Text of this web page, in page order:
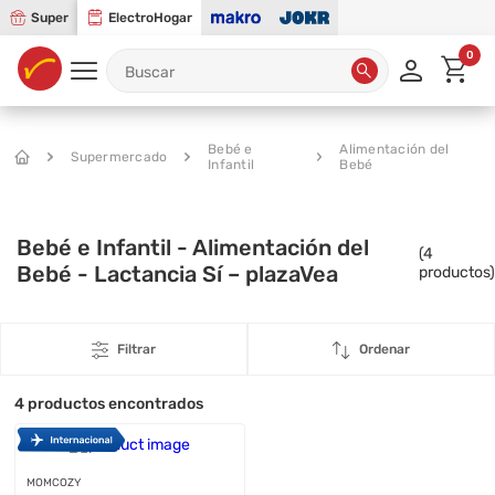
Super ElectroHogar
0
Supermercado
Bebé e
Infantil
Alimentación del
Bebé
Bebé e Infantil - Alimentación del
Bebé - Lactancia Sí – plazaVea
(4
productos)
Filtrar Ordenar
4 productos encontrados
MOMCOZY